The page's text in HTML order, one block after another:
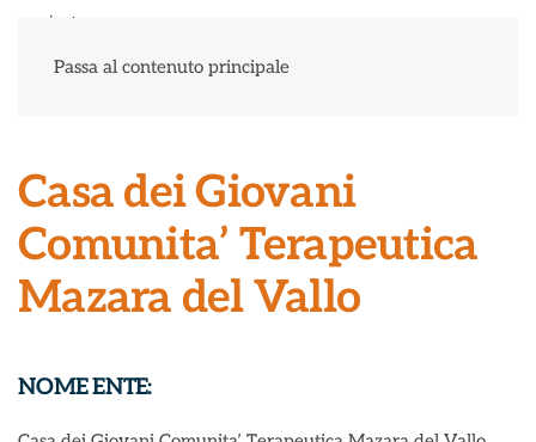
Passa al contenuto principale
Casa dei Giovani
Comunita’ Terapeutica
Mazara del Vallo
NOME ENTE: